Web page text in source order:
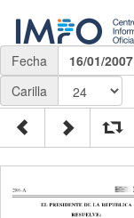
Fecha
16/01/2007
Carilla